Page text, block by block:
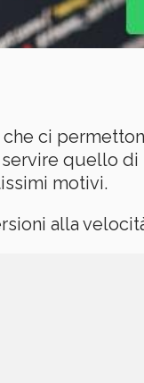
che ci
quello di
motivi.
alla